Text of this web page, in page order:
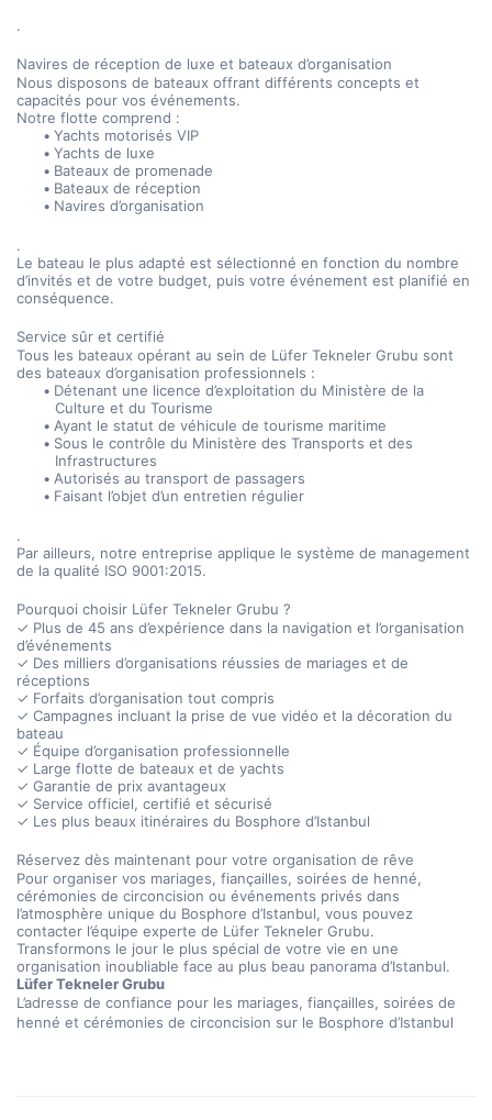
.
Navires de réception de luxe et bateaux d’organisation
Nous disposons de bateaux offrant différents concepts et
capacités pour vos événements.
Notre flotte comprend :
Yachts motorisés VIP
Yachts de luxe
Bateaux de promenade
Bateaux de réception
Navires d’organisation
.
Le bateau le plus adapté est sélectionné en fonction du nombre
d’invités et de votre budget, puis votre événement est planifié en
conséquence.
Service sûr et certifié
Tous les bateaux opérant au sein de Lüfer Tekneler Grubu sont
des bateaux d’organisation professionnels :
Détenant une licence d’exploitation du Ministère de la
Culture et du Tourisme
Ayant le statut de véhicule de tourisme maritime
Sous le contrôle du Ministère des Transports et des
Infrastructures
Autorisés au transport de passagers
Faisant l’objet d’un entretien régulier
.
Par ailleurs, notre entreprise applique le système de management
de la qualité ISO 9001:2015.
Pourquoi choisir Lüfer Tekneler Grubu ?
✓ Plus de 45 ans d’expérience dans la navigation et l’organisation
d’événements
✓ Des milliers d’organisations réussies de mariages et de
réceptions
✓ Forfaits d’organisation tout compris
✓ Campagnes incluant la prise de vue vidéo et la décoration du
bateau
✓ Équipe d’organisation professionnelle
✓ Large flotte de bateaux et de yachts
✓ Garantie de prix avantageux
✓ Service officiel, certifié et sécurisé
✓ Les plus beaux itinéraires du Bosphore d’Istanbul
Réservez dès maintenant pour votre organisation de rêve
Pour organiser vos mariages, fiançailles, soirées de henné,
cérémonies de circoncision ou événements privés dans
l’atmosphère unique du Bosphore d’Istanbul, vous pouvez
contacter l’équipe experte de Lüfer Tekneler Grubu.
Transformons le jour le plus spécial de votre vie en une
organisation inoubliable face au plus beau panorama d’Istanbul.
Lüfer Tekneler Grubu
L’adresse de confiance pour les mariages, fiançailles, soirées de
henné et cérémonies de circoncision sur le Bosphore d’Istanbul